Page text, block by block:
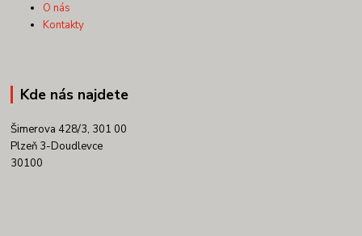
O nás
Kontakty
Kde nás najdete
Šimerova 428/3, 301 00
Plzeň 3-Doudlevce
30100